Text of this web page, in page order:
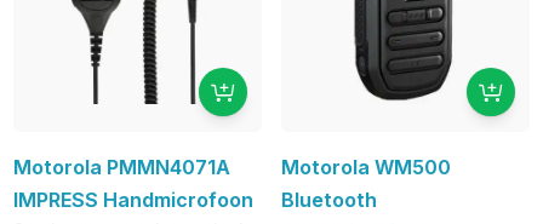
Motorola PMMN4071A
IMPRESS Handmicrofoon
Motorola WM500
Bluetooth